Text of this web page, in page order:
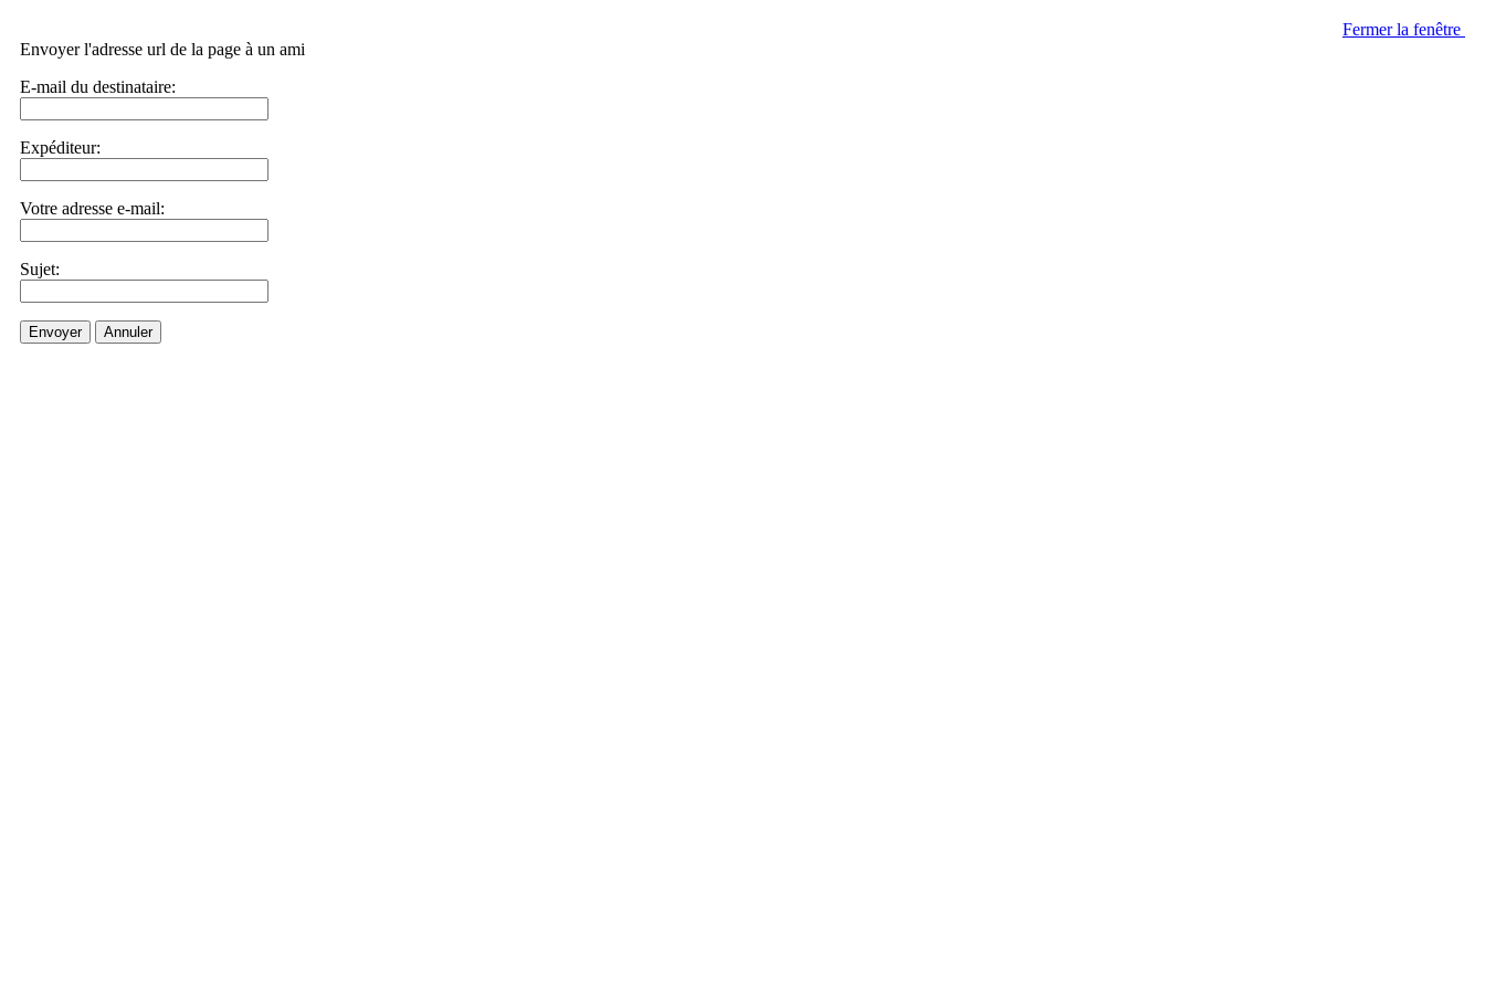
Fermer la fenêtre
Envoyer l'adresse url de la page à un ami
E-mail du destinataire:
Expéditeur:
Votre adresse e-mail:
Sujet:
Envoyer Annuler